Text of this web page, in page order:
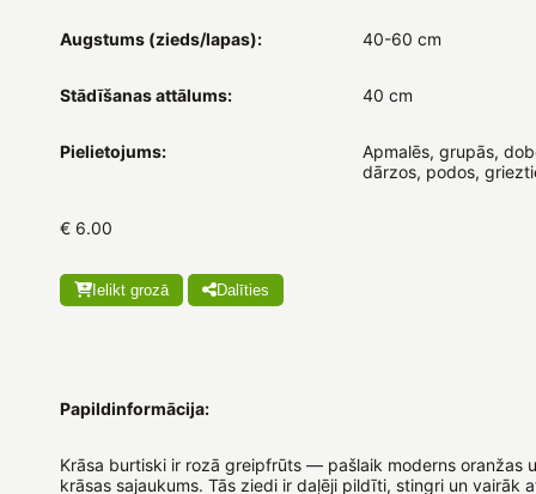
Augstums (zieds/lapas): 40-60 cm
Stādīšanas attālums: 40 cm
Pielietojums:
Apmalēs, grupās,
dārzos, podos,
€ 6.00
Ielikt grozā Dalīties
Papildinformācija:
Krāsa burtiski ir rozā greipfrūts — pašlaik moderns oranžas
krāsas sajaukums. Tās ziedi ir daļēji pildīti, stingri un vairāk